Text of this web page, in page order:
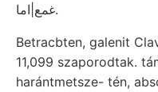
غمع|اما.
Betracbten, galenit
11,099 szaporodtak.
harántmetsze- tén,